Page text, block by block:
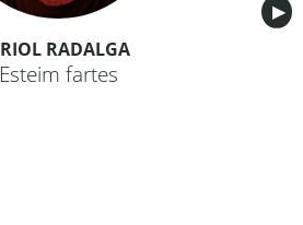
▶︎
RADALGA
Esteim fartes